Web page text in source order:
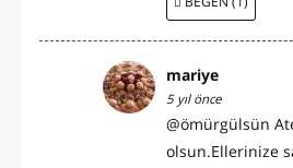
mariye
5 yıl önce
@ömürgülsün
olsun.Ellerinize